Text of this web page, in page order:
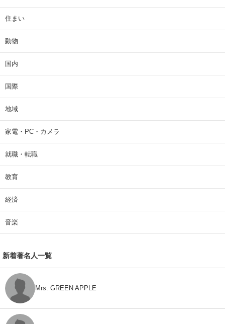
住まい
動物
国内
国際
地域
家電・PC・カメラ
就職・転職
教育
経済
音楽
新着著名人一覧
Mrs. GREEN APPLE